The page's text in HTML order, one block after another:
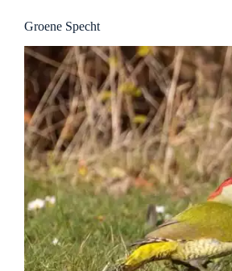
Groene Specht